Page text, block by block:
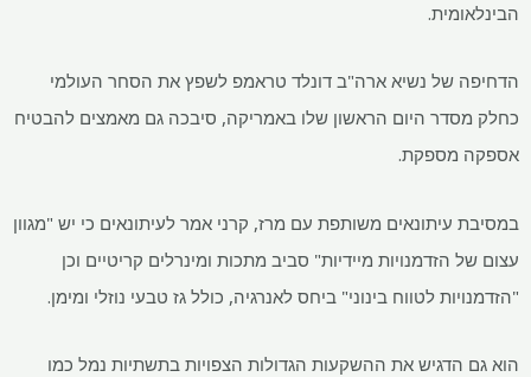
הבינלאומית.
הדחיפה של נשיא ארה"ב דונלד טראמפ לשפץ את הסחר העולמי
כחלק מסדר היום הראשון שלו באמריקה, סיבכה גם מאמצים להבטיח
אספקה ​​מספקת.
במסיבת עיתונאים משותפת עם מרז, קרני אמר לעיתונאים כי יש "מגוון
עצום של הזדמנויות מיידיות" סביב מתכות ומינרלים קריטיים וכן
"הזדמנויות לטווח בינוני" ביחס לאנרגיה, כולל גז טבעי נוזלי ומימן.
הוא גם הדגיש את ההשקעות הגדולות הצפויות בתשתיות נמל כמו